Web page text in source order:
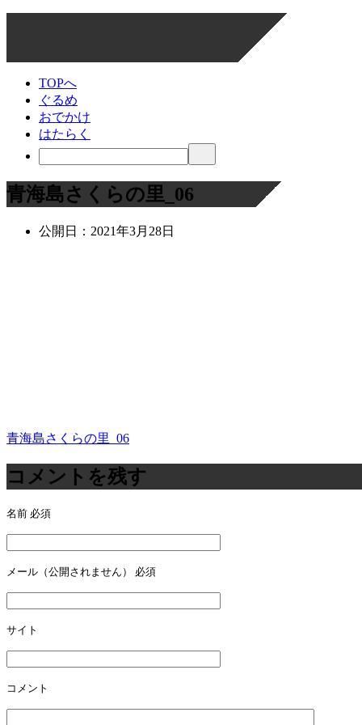
TOPへ
ぐるめ
おでかけ
はたらく
青海島さくらの里_06
公開日： 2021年3月28日
投
稿
ナ
ビ
ゲ
ー
シ
ョ
ン
青海島さくらの里_06
コメントを残す
名前 必須
メール（公開されません） 必須
サイト
コメント